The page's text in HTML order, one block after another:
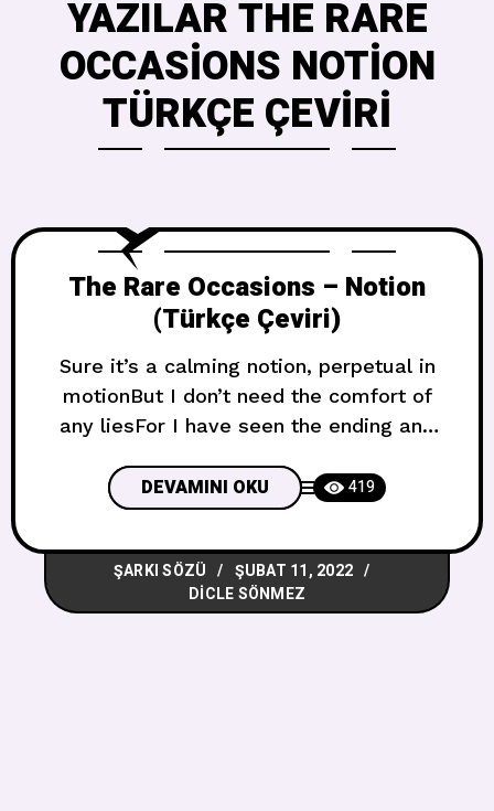
YAZILAR THE RARE
OCCASIONS NOTION
TÜRKÇE ÇEVIRI
The Rare Occasions – Notion
(Türkçe Çeviri)
Sure it’s a calming notion, perpetual in
motionBut I don’t need the comfort of
any liesFor I have seen the ending and
sakinleştirici bir fikir, sürekli hareket
halindeAma herhangi bir yalanın
rahatlığına ihtiyacım yokÇünkü sonunu
gördüm ve yükselen bir yükseliş yok Oh,
back when I was younger, was
DEVAMINI OKU 419
ŞARKI SÖZÜ
ŞUBAT 11, 2022
DICLE SÖNMEZ